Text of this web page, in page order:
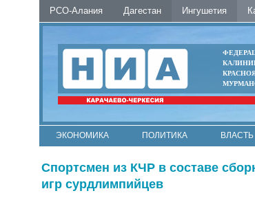
РСО-Алания Дагестан Ингушетия
ЭКОНОМИКА ПОЛИТИКА ВЛАСТЬ
Спортсмен из КЧР в составе
игр сурдлимпийцев